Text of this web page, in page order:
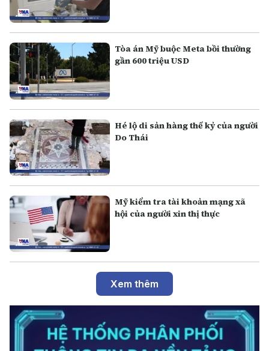
Tòa án Mỹ buộc Meta bồi thường
gần 600 triệu USD
Hé lộ di sản hàng thế kỷ của người
Do Thái
Mỹ kiểm tra tài khoản mạng xã
hội của người xin thị thực
Xem thêm